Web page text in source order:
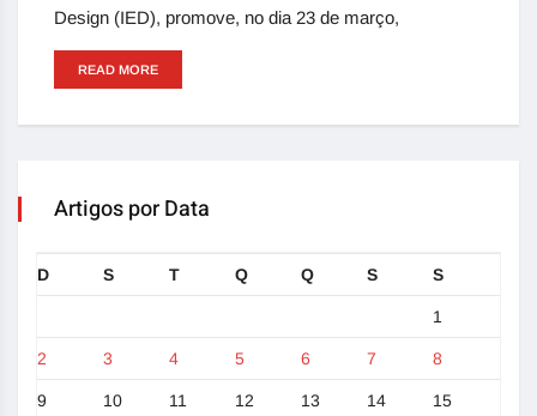
Design (IED), promove, no dia 23 de março,
READ MORE
Artigos por Data
D S T Q Q S S
1
2 3 4 5 6 7 8
9 10 11 12 13 14 15